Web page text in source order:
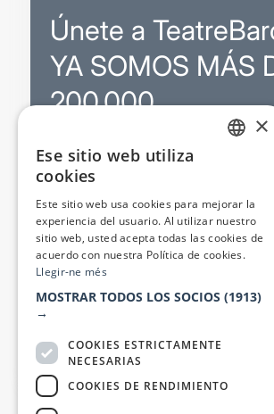
Únete a
YA SOMOS MÁS
200.000
Promociones
Sorteos exclusivos
Boletines de actualidad y
Valora espectáculos
Canal oficial de venta teatral
segura
×
Ese sitio web utiliza
cookies
Este sitio web usa cookies para mejorar la
experiencia del usuario. Al utilizar nuestro
sitio web, usted acepta todas las cookies de
acuerdo con nuestra Política de cookies.
Llegir-ne més
MOSTRAR TODOS LOS SOCIOS (1913)
→
COOKIES ESTRICTAMENTE
NECESARIAS
COOKIES DE RENDIMIENTO